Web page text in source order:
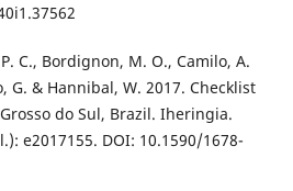
C., Bordignon, M. O., Camilo, A.
G. & Hannibal, W. 2017. Checklist
do Sul, Brazil. Iheringia.
e2017155. DOI: 10.1590/1678-